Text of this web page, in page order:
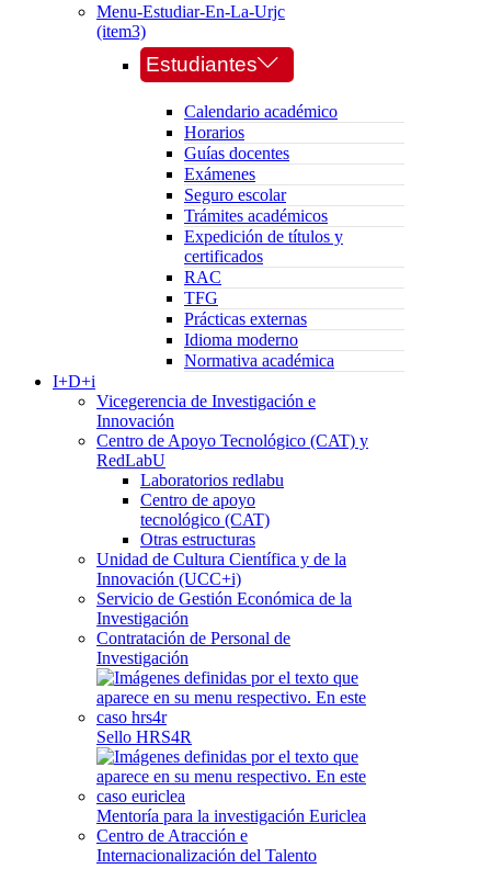
Menu-Estudiar-En-La-Urjc
(item3)
Estudiantes
Calendario académico
Horarios
Guías docentes
Exámenes
Seguro escolar
Trámites académicos
Expedición de títulos y
certificados
RAC
TFG
Prácticas externas
Idioma moderno
Normativa académica
I+D+i
Vicegerencia de Investigación e
Innovación
Centro de Apoyo Tecnológico (CAT) y
RedLabU
Laboratorios redlabu
Centro de apoyo
tecnológico (CAT)
Otras estructuras
Unidad de Cultura Científica y de la
Innovación (UCC+i)
Servicio de Gestión Económica de la
Investigación
Contratación de Personal de
Investigación
Sello HRS4R
Mentoría para la investigación Euriclea
Centro de Atracción e
Internacionalización del Talento